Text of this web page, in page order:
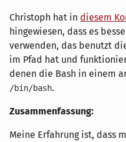
Christoph hat in diesem
hingewiesen, dass es
verwenden, das benutzt
im Pfad hat und
denen die Bash in einem
/bin/bash.
Zusammenfassung:
Meine Erfahrung ist, dass